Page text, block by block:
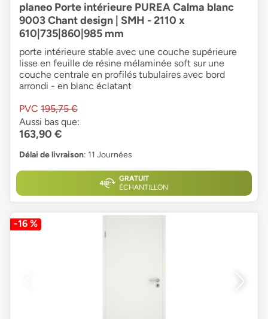
planeo Porte intérieure PUREA Calma blanc
9003 Chant design | SMH - 2110 x
610|735|860|985 mm
porte intérieure stable avec une couche supérieure
lisse en feuille de résine mélaminée soft sur une
couche centrale en profilés tubulaires avec bord
arrondi - en blanc éclatant
PVC 195,75 €
Aussi bas que:
163,90 €
Délai de livraison: 11 Journées
GRATUIT
ÉCHANTILLON
-16 %